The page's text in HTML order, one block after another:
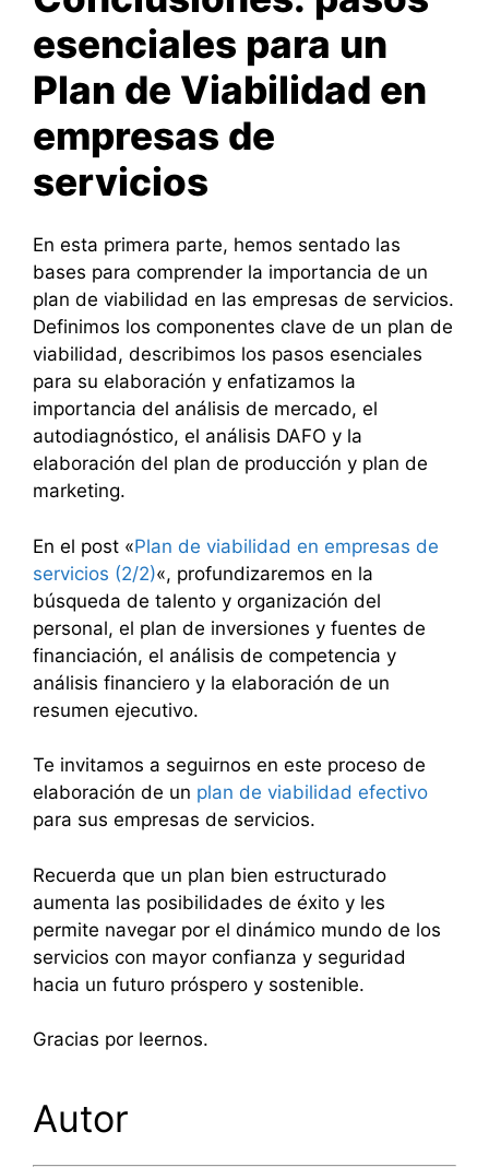
esenciales para un
Plan de Viabilidad en
empresas de
servicios
En esta primera parte, hemos sentado las
bases para comprender la importancia de un
plan de viabilidad en las empresas de servicios.
Definimos los componentes clave de un plan de
viabilidad, describimos los pasos esenciales
para su elaboración y enfatizamos la
importancia del análisis de mercado, el
autodiagnóstico, el análisis DAFO y la
elaboración del plan de producción y plan de
marketing.
En el post «Plan de viabilidad en empresas de
servicios (2/2)«, profundizaremos en la
búsqueda de talento y organización del
personal, el plan de inversiones y fuentes de
financiación, el análisis de competencia y
análisis financiero y la elaboración de un
resumen ejecutivo.
Te invitamos a seguirnos en este proceso de
elaboración de un plan de viabilidad efectivo
para sus empresas de servicios.
Recuerda que un plan bien estructurado
aumenta las posibilidades de éxito y les
permite navegar por el dinámico mundo de los
servicios con mayor confianza y seguridad
hacia un futuro próspero y sostenible.
Gracias por leernos.
Autor